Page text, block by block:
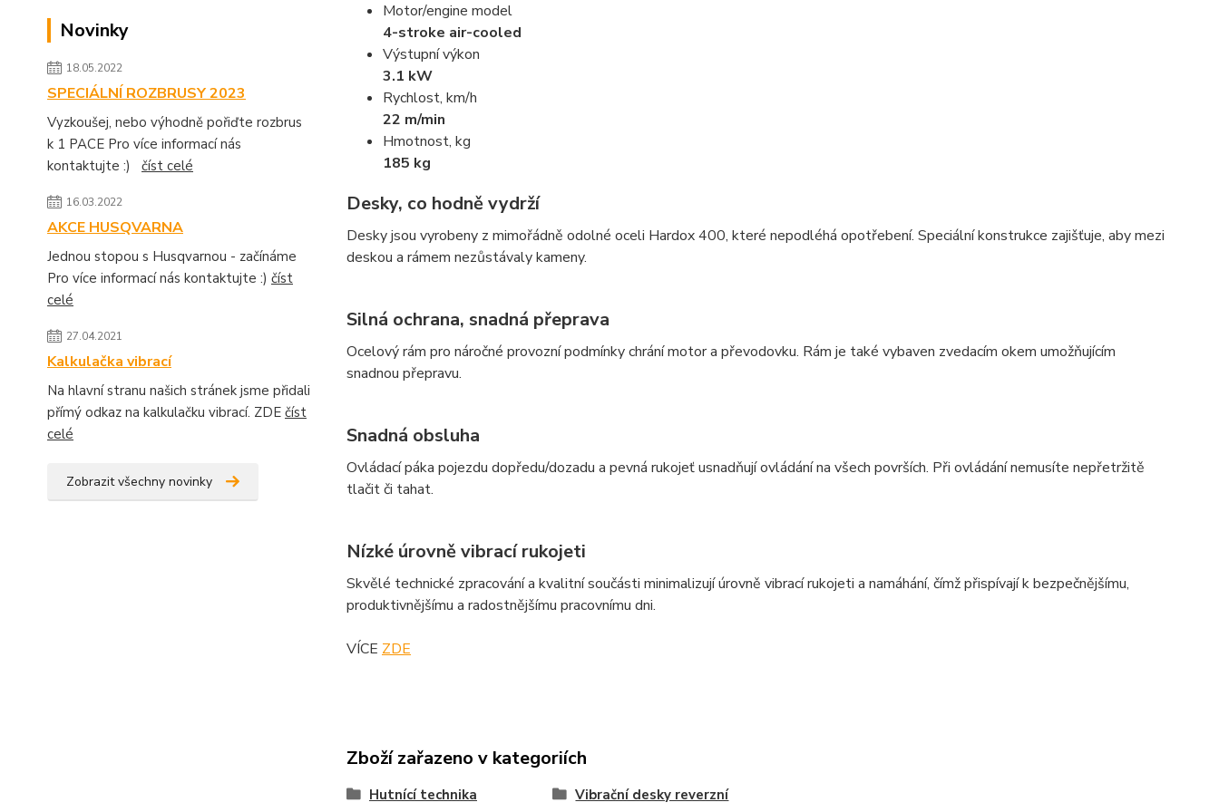
Novinky
18.05.2022
SPECIÁLNÍ ROZBRUSY 2023
Vyzkoušej, nebo výhodně pořiďte rozbrus
k 1 PACE Pro více informací nás
kontaktujte :) číst celé
16.03.2022
AKCE HUSQVARNA
Jednou stopou s Husqvarnou - začínáme
Pro více informací nás kontaktujte :) číst
celé
27.04.2021
Kalkulačka vibrací
Na hlavní stranu našich stránek jsme přidali
přímý odkaz na kalkulačku vibrací. ZDE číst
celé
Zobrazit všechny novinky
Motor/engine model
4-stroke air-cooled
Výstupní výkon
3.1 kW
Rychlost, km/h
22 m/min
Hmotnost, kg
185 kg
Desky, co hodně vydrží
Desky jsou vyrobeny z mimořádně odolné oceli Hardox 400, které nepodléhá opotřebení. Speciální konstrukce zajišťuje, aby mezi
deskou a rámem nezůstávaly kameny.
Silná ochrana, snadná přeprava
Ocelový rám pro náročné provozní podmínky chrání motor a převodovku. Rám je také vybaven zvedacím okem umožňujícím
snadnou přepravu.
Snadná obsluha
Ovládací páka pojezdu dopředu/dozadu a pevná rukojeť usnadňují ovládání na všech površích. Při ovládání nemusíte nepřetržitě
tlačit či tahat.
Nízké úrovně vibrací rukojeti
Skvělé technické zpracování a kvalitní součásti minimalizují úrovně vibrací rukojeti a namáhání, čímž přispívají k bezpečnějšímu,
produktivnějšímu a radostnějšímu pracovnímu dni.
VÍCE ZDE
Zboží zařazeno v kategoriích
Hutnící technika Vibrační desky reverzní